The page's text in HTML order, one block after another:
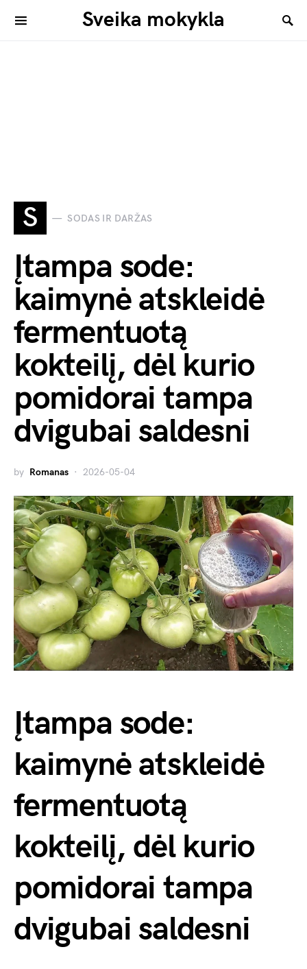
Sveika mokykla
S SODAS IR DARŽAS
Įtampa sode:
kaimynė atskleidė
fermentuotą
kokteilį, dėl kurio
pomidorai tampa
dvigubai saldesni
by Romanas 2026-05-04
Įtampa sode:
kaimynė atskleidė
fermentuotą
kokteilį, dėl kurio
pomidorai tampa
dvigubai saldesni